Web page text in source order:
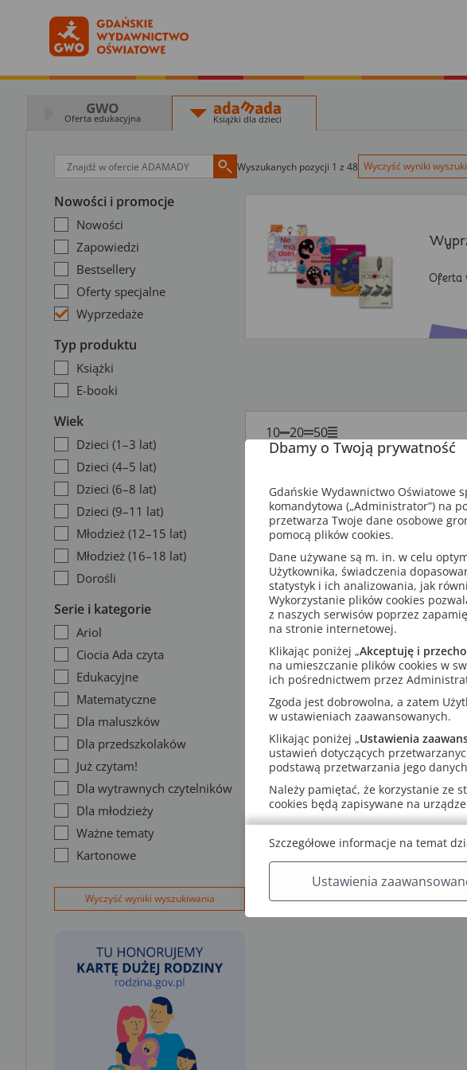
GWO
Oferta edukacyjna Książki dla dzieci
Wyszukanych pozycji 1 z 48 Wyczyść wyniki
Nowości i promocje
Nowości
Zapowiedzi
Bestsellery
Oferty specjalne
Wyprzedaże
Typ produktu
Książki
E-booki
Wiek
Dzieci (1–3 lat)
Dzieci (4–5 lat)
Dzieci (6–8 lat)
Dzieci (9–11 lat)
Młodzież (12–15 lat)
Młodzież (16–18 lat)
Dorośli
Serie i kategorie
Ariol
Ciocia Ada czyta
Edukacyjne
Matematyczne
Dla maluszków
Dla przedszkolaków
Już czytam!
Dla wytrawnych czytelników
Dla młodzieży
Ważne tematy
Kartonowe
Wyczyść wyniki wyszukiwania
Oferta
10 20 50
Dbamy o Twoją prywatność
Gdańskie Wydawnictwo Oświatowe
komandytowa („Administrator”) na
przetwarza Twoje dane osobowe
pomocą plików cookies.
Dane używane są m. in. w celu
Użytkownika, świadczenia
statystyk i ich analizowania, jak
Wykorzystanie plików cookies
z naszych serwisów poprzez
na stronie internetowej.
Klikając poniżej „Akceptuję i
na umieszczanie plików cookies w
ich pośrednictwem przez
Zgoda jest dobrowolna, a zatem
w ustawieniach zaawansowanych.
Klikając poniżej „Ustawienia
ustawień dotyczących
podstawą przetwarzania jego
Należy pamiętać, że korzystanie ze
cookies będą zapisywane na
Szczegółowe informacje na temat
Ustawienia